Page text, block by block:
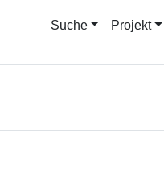
Suche Projekt